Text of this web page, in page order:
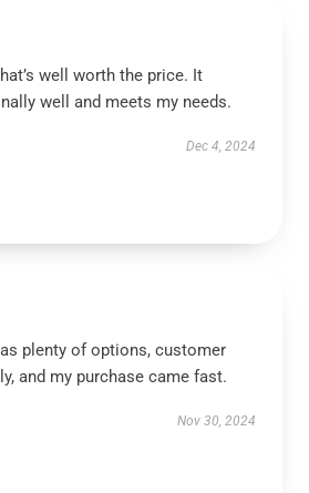
well worth the price. It
well and meets my needs.
Dec 4, 2024
plenty of options, customer
and my purchase came fast.
Nov 30, 2024